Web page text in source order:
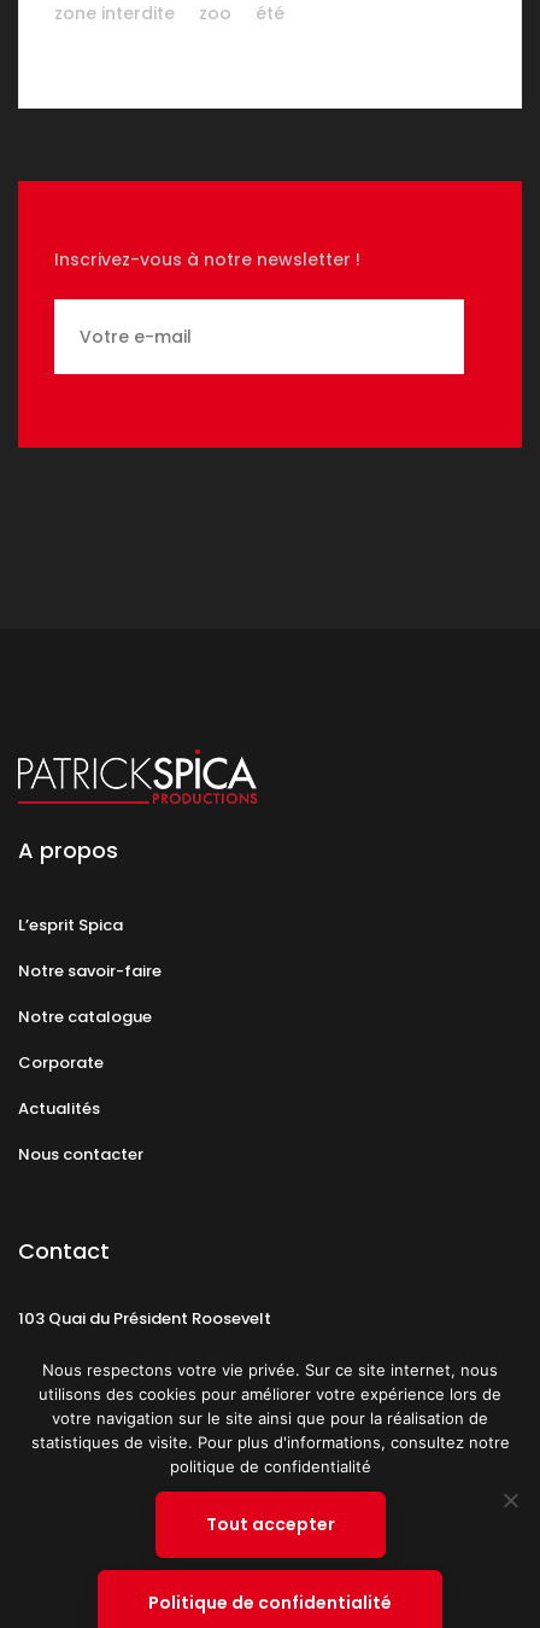
zone interdite zoo été
Inscrivez-vous à notre newsletter !
A propos
L’esprit Spica
Notre savoir-faire
Notre catalogue
Corporate
Actualités
Nous contacter
Contact
103 Quai du Président Roosevelt
CGU Politique de confidentialité
© 2019 PATRICK SPICA PRODUCTIONS. Tous droits réservés.
Nous respectons votre vie privée. Sur ce site internet, nous
utilisons des cookies pour améliorer votre expérience lors de
votre navigation sur le site ainsi que pour la réalisation de
statistiques de visite. Pour plus d'informations, consultez notre
politique de confidentialité
Tout accepter
Politique de confidentialité